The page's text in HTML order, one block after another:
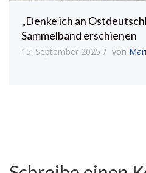
„Denke ich an
Sammelband erschienen
15. September 2025 von